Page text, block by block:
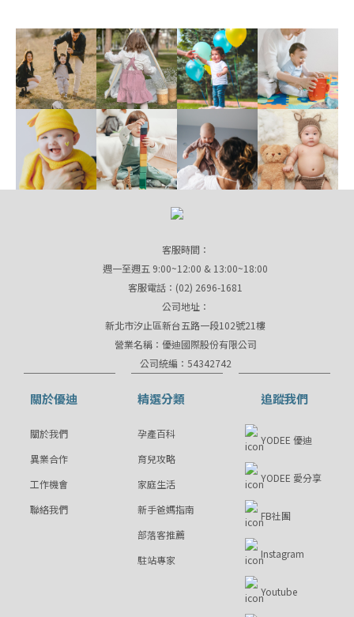
客服時間：
週一至週五 9:00~12:00 & 13:00~18:00
客服電話：(02) 2696-1681
公司地址：
新北市汐止區新台五路一段102號21樓
營業名稱：優迪國際股份有限公司
公司統編：54342742
關於優迪
關於我們
異業合作
工作機會
聯絡我們
精選分類
孕產百科
育兒攻略
家庭生活
新手爸媽指南
部落客推薦
駐站專家
追蹤我們
YODEE 優迪
YODEE 愛分享
FB社團
Instagram
Youtube